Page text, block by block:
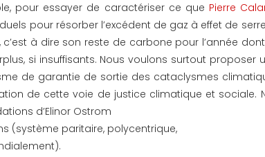
pour essayer de caractériser ce que Pierre
pour résorber l’excédent de gaz à effet de
à dire son reste de carbone pour l’année
si insuffisants. Nous voulons surtout proposer
de garantie de sortie des cataclysmes
de cette voie de justice climatique et sociale.
d’Elinor Ostrom
(système paritaire, polycentrique,